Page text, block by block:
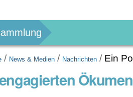
/ News & Medien / Nachrichten / Ein